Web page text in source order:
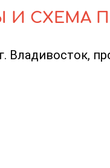
И СХЕМА
Владивосток,